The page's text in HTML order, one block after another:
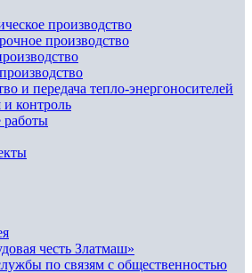
производство
производство
и передача тепло-энергоносителей
контроль
честь Златмаш»
по связям с общественностью